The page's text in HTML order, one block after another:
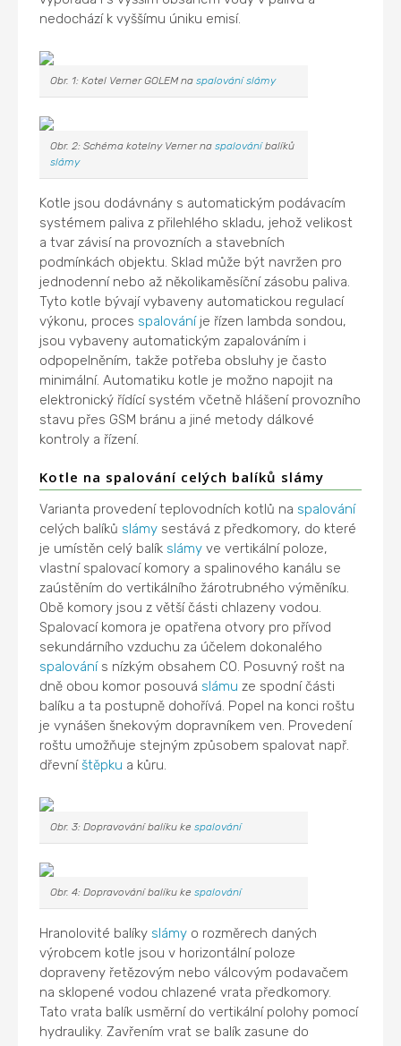
nedochází k vyššímu úniku emisí.
Obr. 1: Kotel Verner GOLEM naspalování slámy
Obr. 2: Schéma kotelny Verner naspalováníbalíků
slámy
Kotle jsou dodávnány s automatickým podávacím
systémem paliva z přilehlého skladu, jehož velikost
a tvar závisí na provozních a stavebních
podmínkách objektu. Sklad může být navržen pro
jednodenní nebo až několikaměsíční zásobu paliva.
Tyto kotle bývají vybaveny automatickou regulací
výkonu, proces spalováníje řízen lambda sondou,
jsou vybaveny automatickým zapalováním i
odpopelněním, takže potřeba obsluhy je často
minimální. Automatiku kotle je možno napojit na
elektronický řídící systém včetně hlášení provozního
stavu přes GSM bránu a jiné metody dálkové
kontroly a řízení.
Kotle na spalování celých balíků slámy
Varianta provedení teplovodních kotlů na spalování
celých balíků slámy sestává z předkomory, do které
je umístěn celý balík slámy ve vertikální poloze,
vlastní spalovací komory a spalinového kanálu se
zaústěním do vertikálního žárotrubného výměníku.
Obě komory jsou z větší části chlazeny vodou.
Spalovací komora je opatřena otvory pro přívod
sekundárního vzduchu za účelem dokonalého
spalovánís nízkým obsahem CO. Posuvný rošt na
dně obou komor posouvá slámu ze spodní části
balíku a ta postupně dohořívá. Popel na konci roštu
je vynášen šnekovým dopravníkem ven. Provedení
roštu umožňuje stejným způsobem spalovat např.
dřevníštěpku a kůru.
Obr. 3: Dopravování balíku kespalování
Obr. 4: Dopravování balíku kespalování
Hranolovité balíky slámy o rozměrech daných
výrobcem kotle jsou v horizontální poloze
dopraveny řetězovým nebo válcovým podavačem
na sklopené vodou chlazené vrata předkomory.
Tato vrata balík usměrní do vertikální polohy pomocí
hydrauliky. Zavřením vrat se balík zasune do